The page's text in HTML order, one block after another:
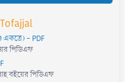
- PDF
পিডিএফ
বইয়ের পিডিএফ